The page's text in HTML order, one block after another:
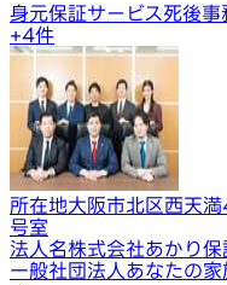
身元保証サービス死後事
+4件
所在地大阪市北区西天
号室
法人名株式会社あかり保
一般社団法人あなたの家